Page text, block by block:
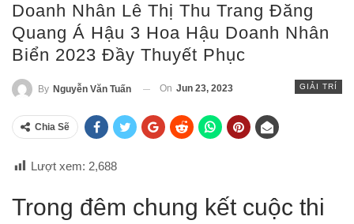
Doanh Nhân Lê Thị Thu Trang Đăng
Quang Á Hậu 3 Hoa Hậu Doanh Nhân
Biển 2023 Đầy Thuyết Phục
GIẢI TRÍ
By Nguyễn Văn Tuấn On Jun 23, 2023
Chia Sẽ
Lượt xem: 2,688
Trong đêm chung kết cuộc thi